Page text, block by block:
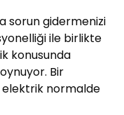
sorun gidermenizi
ile birlikte
konusunda
Bir
elektrik normalde